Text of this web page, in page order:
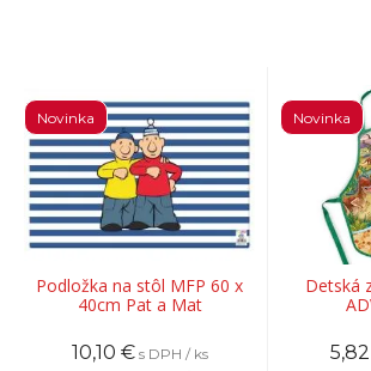
Podložka na stôl MFP 60 x
40cm Pat a Mat
Novinka
10,10 € s DPH / ks
Detská
Novinka
5,82